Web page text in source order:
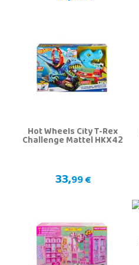
Hot Wheels City T-Rex
Challenge Mattel HKX42
33,99 €